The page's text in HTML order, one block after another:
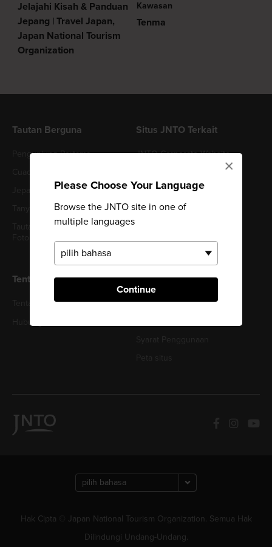
Please Choose Your Language
Browse the JNTO site in one of
multiple languages
Continue
×
Jelajahi Kisah & Panduan
Jepang | Travel Japan,
Japan National Tourism
Organization
Kawasan
Tenma
Tautan Berguna
Pengunjung Pertama
Jepang Tur & Aktivitas
Tanya Jawab (FAQ)
Tautan ke Perpustakaan
Situs JNTO Terkait
JNTO Corporate Website
Japan Convention Bureau
Tentang JNTO
Tentang Kami
Hubungi Kami
Kebijakan Privasi
Hak Cipta © Japan National Tourism Organization. Semua Hak
Dilindungi Undang-Undang.